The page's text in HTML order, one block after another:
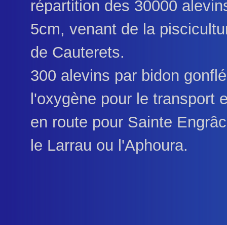
répartition des 30000
5cm, venant de la
de Cauterets.
300 alevins par bidon
l'oxygène pour le transport
en route pour Sainte
le Larrau ou l'Aphoura.